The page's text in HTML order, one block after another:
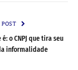
é: o CNPJ que tira seu
informalidade